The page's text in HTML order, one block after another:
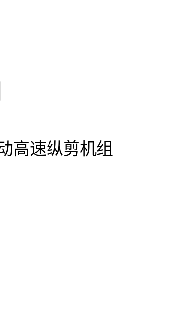
高速纵剪机组